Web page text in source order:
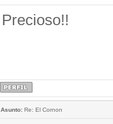
Precioso!!
Asunto:Re: El Cornon